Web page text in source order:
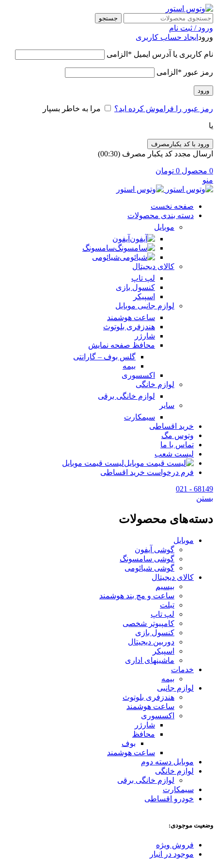
جستجو
ورود / ثبت نام
ورود ایجاد حساب کاربری
نام کاربری یا آدرس ایمیل * الزامی
رمز عبور * الزامی
ورود
رمز عبور را فراموش کرده اید؟ مرا به خاطر بسپار
یا
ورود با کد یکبارمصرف
ارسال مجدد کد یکبار مصرف (00:
30
)
0 محصول 0 تومان
منو
صفحه نخست
دسته بندی محصولات
موبایل
آیفون
سامسونگ
شیائومی
کالای دیجیتال
لپ تاپ
کنسول بازی
اسپیکر
لوازم جانبی موبایل
ساعت هوشمند
هندزفری بلوتوث
شارژر
محافظ صفحه نمایش
گلس بوف – گارانتی
بیمه
اکسسوری
لوازم خانگی
لوازم خانگی برقی
سایر
سیمکارت
خرید اقساطی
وتوس مگ
تماس با ما
لیست شعب
لیست قیمت موبایل
فرم درخواست خرید اقساطی
68149 - 021
بستن
دسته‌های محصولات
موبایل
گوشی آیفون
گوشی سامسونگ
گوشی شیائومی
کالای دیجیتال
بیسیم
ساعت و مچ بند هوشمند
تبلت
لپ تاپ
کامپیوتر شخصی
کنسول بازی
دوربین دیجیتال
اسپیکر
ماشینهای اداری
خدمات
بیمه
لوازم جانبی
هندزفری بلوتوث
ساعت هوشمند
اکسسوری
شارژر
محافظ
بوف
ساعت هوشمند
موبایل دسته دوم
لوازم خانگی
لوازم خانگی برقی
سیمکارت
خودرو اقساطی
وضعیت موجودی:
فروش ویژه
موجود در انبار